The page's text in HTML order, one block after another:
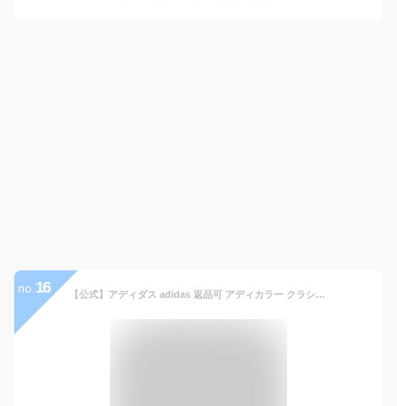
no. 16 【公式】アディダス adidas 返品可 アディカラー クラシックス スリーストライプス Tシャツ オリジナルス メンズ ウェア・服 トップス Tシャツ 緑 グリーン IM0410 半袖